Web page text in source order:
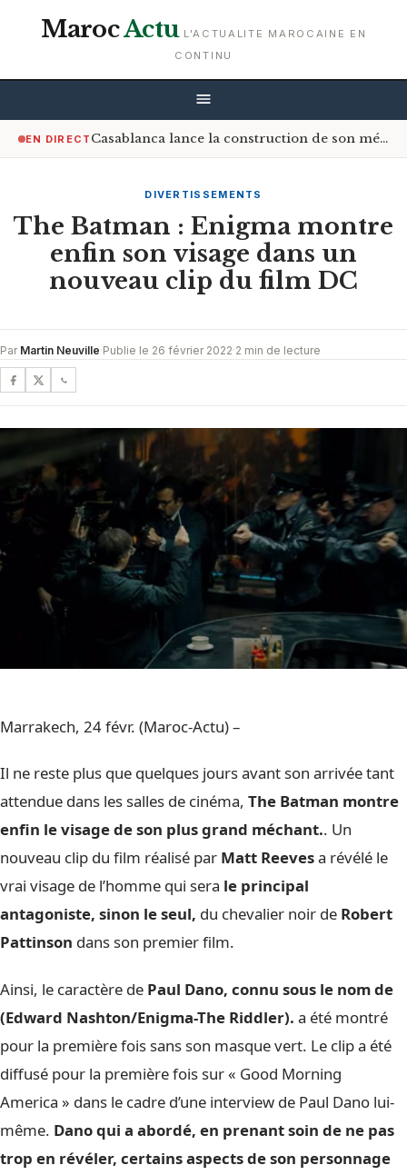
MarocActu L'ACTUALITE MAROCAINE EN
CONTINU
EN DIRECT Casablanca lance la construction de son méga-centre de valorisation des déchets
DIVERTISSEMENTS
The Batman : Enigma montre
enfin son visage dans un
nouveau clip du film DC
Par Martin Neuville·Publie le 26 février 2022·2 min de lecture
Marrakech, 24 févr. (Maroc-Actu) –
Il ne reste plus que quelques jours avant son arrivée tant
attendue dans les salles de cinéma, The Batman montre
enfin le visage de son plus grand méchant.. Un
nouveau clip du film réalisé par Matt Reevesa révélé le
vrai visage de l’homme qui sera le principal
antagoniste, sinon le seul, du chevalier noir de Robert
Pattinson dans son premier film.
Ainsi, le caractère de Paul Dano, connu sous le nom de
(Edward Nashton/Enigma-The Riddler). a été montré
pour la première fois sans son masque vert. Le clip a été
diffusé pour la première fois sur « Good Morning
America » dans le cadre d’une interview de Paul Dano lui-
même. Dano qui a abordé, en prenant soin de ne pas
trop en révéler, certains aspects de son personnage